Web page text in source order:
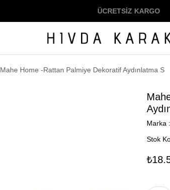
ÜCRETSİZ KARGO
Mahe Home -Rattan Palmiye Dekoratif Aydınlatma S
Marka :
Stok